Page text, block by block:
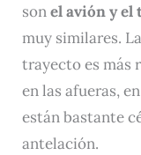
sonel avión y el
muy similares.
trayecto es más
en las afueras,
están bastante
antelación.